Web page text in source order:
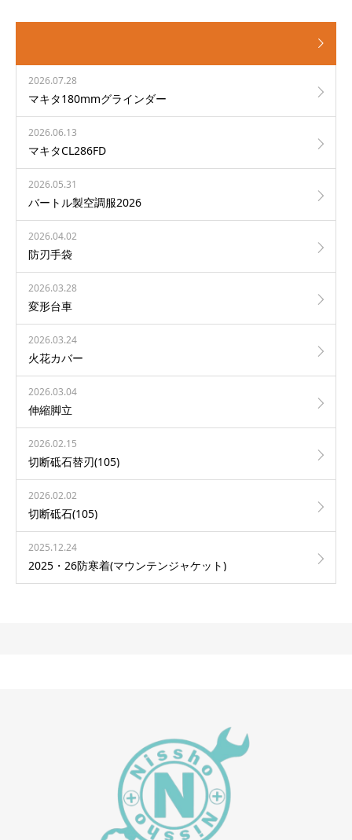
2026.07.28
マキタ180mmグラインダー
2026.06.13
マキタCL286FD
2026.05.31
バートル製空調服2026
2026.04.02
防刃手袋
2026.03.28
変形台車
2026.03.24
火花カバー
2026.03.04
伸縮脚立
2026.02.15
切断砥石替刃(105)
2026.02.02
切断砥石(105)
2025.12.24
2025・26防寒着(マウンテンジャケット)